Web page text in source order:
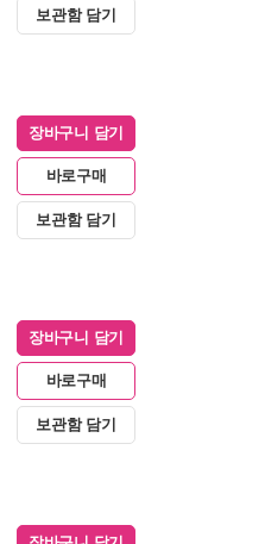
보관함 담기
장바구니 담기
바로구매
보관함 담기
장바구니 담기
바로구매
보관함 담기